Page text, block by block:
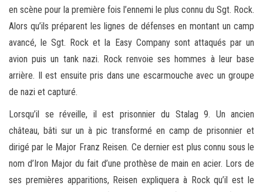
en scène pour la première fois l’ennemi le plus connu du Sgt. Rock.
Alors qu’ils préparent les lignes de défenses en montant un camp
avancé, le Sgt. Rock et la Easy Company sont attaqués par un
avion puis un tank nazi. Rock renvoie ses hommes à leur base
arrière. Il est ensuite pris dans une escarmouche avec un groupe
de nazi et capturé.
Lorsqu’il se réveille, il est prisonnier du Stalag 9. Un ancien
château, bâti sur un à pic transformé en camp de prisonnier et
dirigé par le Major Franz Reisen. Ce dernier est plus connu sous le
nom d’Iron Major du fait d’une prothèse de main en acier. Lors de
ses premières apparitions, Reisen expliquera à Rock qu’il est le